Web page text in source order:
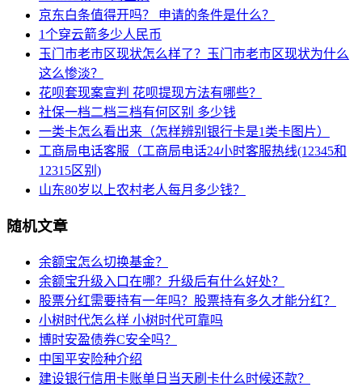
京东白条值得开吗？ 申请的条件是什么？
1个穿云箭多少人民币
玉门市老市区现状怎么样了？玉门市老市区现状为什么
这么惨淡？
花呗套现案宣判 花呗提现方法有哪些？
社保一档二档三档有何区别 多少钱
一类卡怎么看出来（怎样辨别银行卡是1类卡图片）
工商局电话客服（工商局电话24小时客服热线(12345和
12315区别)
山东80岁以上农村老人每月多少钱？
随机文章
余额宝怎么切换基金？
余额宝升级入口在哪？升级后有什么好处？
股票分红需要持有一年吗？股票持有多久才能分红？
小树时代怎么样 小树时代可靠吗
博时安盈债券C安全吗？
中国平安险种介绍
建设银行信用卡账单日当天刷卡什么时候还款？